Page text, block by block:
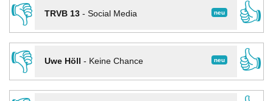
👎
neu
TRVB 13- Social Media
👍
👎
neu
Uwe Höll - Keine Chance
👍